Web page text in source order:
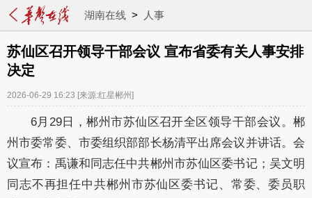
湖南在线> 人事
苏仙区召开领导干部会议 宣布省委有关人事安排
决定
2026-06-29 16:23 [来源:红星郴州]
6月29日，郴州市苏仙区召开全区领导干部会议。郴
州市委常委、市委组织部部长杨清平出席会议并讲话。会
议宣布：禹谦和同志任中共郴州市苏仙区委书记；吴文明
同志不再担任中共郴州市苏仙区委书记、常委、委员职